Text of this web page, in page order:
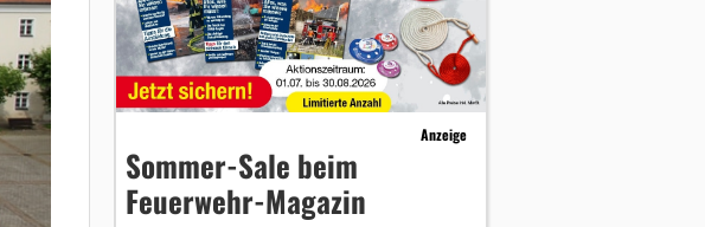
Anzeige
Sommer-Sale beim
Feuerwehr-Magazin